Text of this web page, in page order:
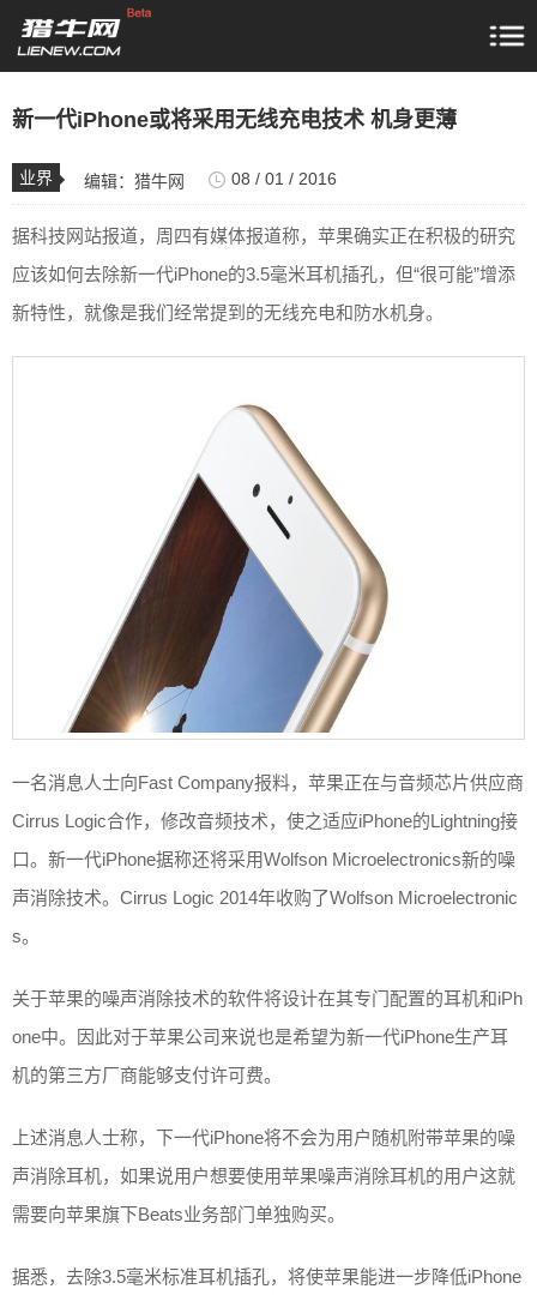
新一代iPhone或将采用无线充电技术 机身更薄
业界 编辑： 猎牛网 08 / 01 / 2016
据科技网站报道，周四有媒体报道称，苹果确实正在积极的研究
应该如何去除新一代iPhone的3.5毫米耳机插孔，但“很可能”增添
新特性，就像是我们经常提到的无线充电和防水机身。
一名消息人士向Fast Company报料，苹果正在与音频芯片供应商
Cirrus Logic合作，修改音频技术，使之适应iPhone的Lightning接
口。新一代iPhone据称还将采用Wolfson Microelectronics新的噪
声消除技术。Cirrus Logic 2014年收购了Wolfson Microelectronic
s。
关于苹果的噪声消除技术的软件将设计在其专门配置的耳机和iPh
one中。因此对于苹果公司来说也是希望为新一代iPhone生产耳
机的第三方厂商能够支付许可费。
上述消息人士称，下一代iPhone将不会为用户随机附带苹果的噪
声消除耳机，如果说用户想要使用苹果噪声消除耳机的用户这就
需要向苹果旗下Beats业务部门单独购买。
据悉，去除3.5毫米标准耳机插孔，将使苹果能进一步降低iPhone